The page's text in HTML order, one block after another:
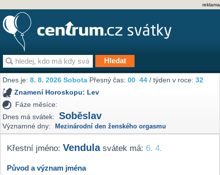
reklama
Dnes je:8. 8. 2026 Sobota Přesný čas:00 44 / týden v roce:32
Znamení Horoskopu: Lev
Fáze měsíce:
Dnes má svátek:
Soběslav
Významné dny: Mezinárodní den ženského orgasmu
Křestní jméno: Vendulasvátek má: 6. 4.
Původ a význam jména